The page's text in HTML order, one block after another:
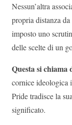
Nessun’altra
propria distanza
imposto uno
delle scelte di un
Questa si chiama
cornice ideologica
Pride tradisce la
significato.